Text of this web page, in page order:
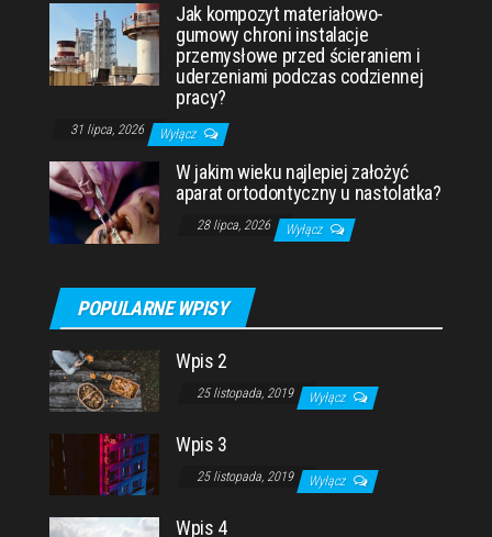
Jak kompozyt materiałowo-
gumowy chroni instalacje
przemysłowe przed ścieraniem i
uderzeniami podczas codziennej
pracy?
31 lipca, 2026 Wyłącz
W jakim wieku najlepiej założyć
aparat ortodontyczny u nastolatka?
28 lipca, 2026 Wyłącz
POPULARNE WPISY
Wpis 2
25 listopada, 2019 Wyłącz
Wpis 3
25 listopada, 2019 Wyłącz
Wpis 4